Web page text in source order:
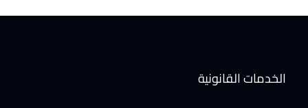
الخدمات القانونية